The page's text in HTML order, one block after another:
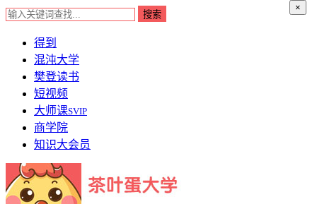
×
得到
混沌大学
樊登读书
短视频
大师课SVIP
商学院
知识大会员